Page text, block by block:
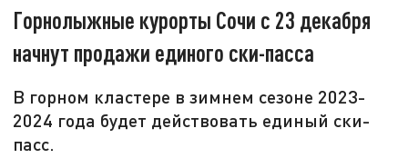
Горнолыжные курорты Сочи с 23 декабря
начнут продажи единого ски-пасса
В горном кластере в зимнем сезоне 2023-
2024 года будет действовать единый ски-
пасс.